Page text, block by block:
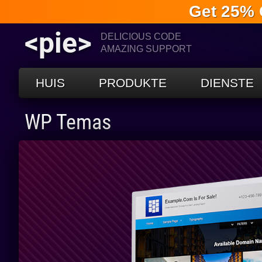
Get 25%
<pie>
DELICIOUS CODE
AMAZING SUPPORT
HUIS PRODUKTE DIENSTE
WP Temas